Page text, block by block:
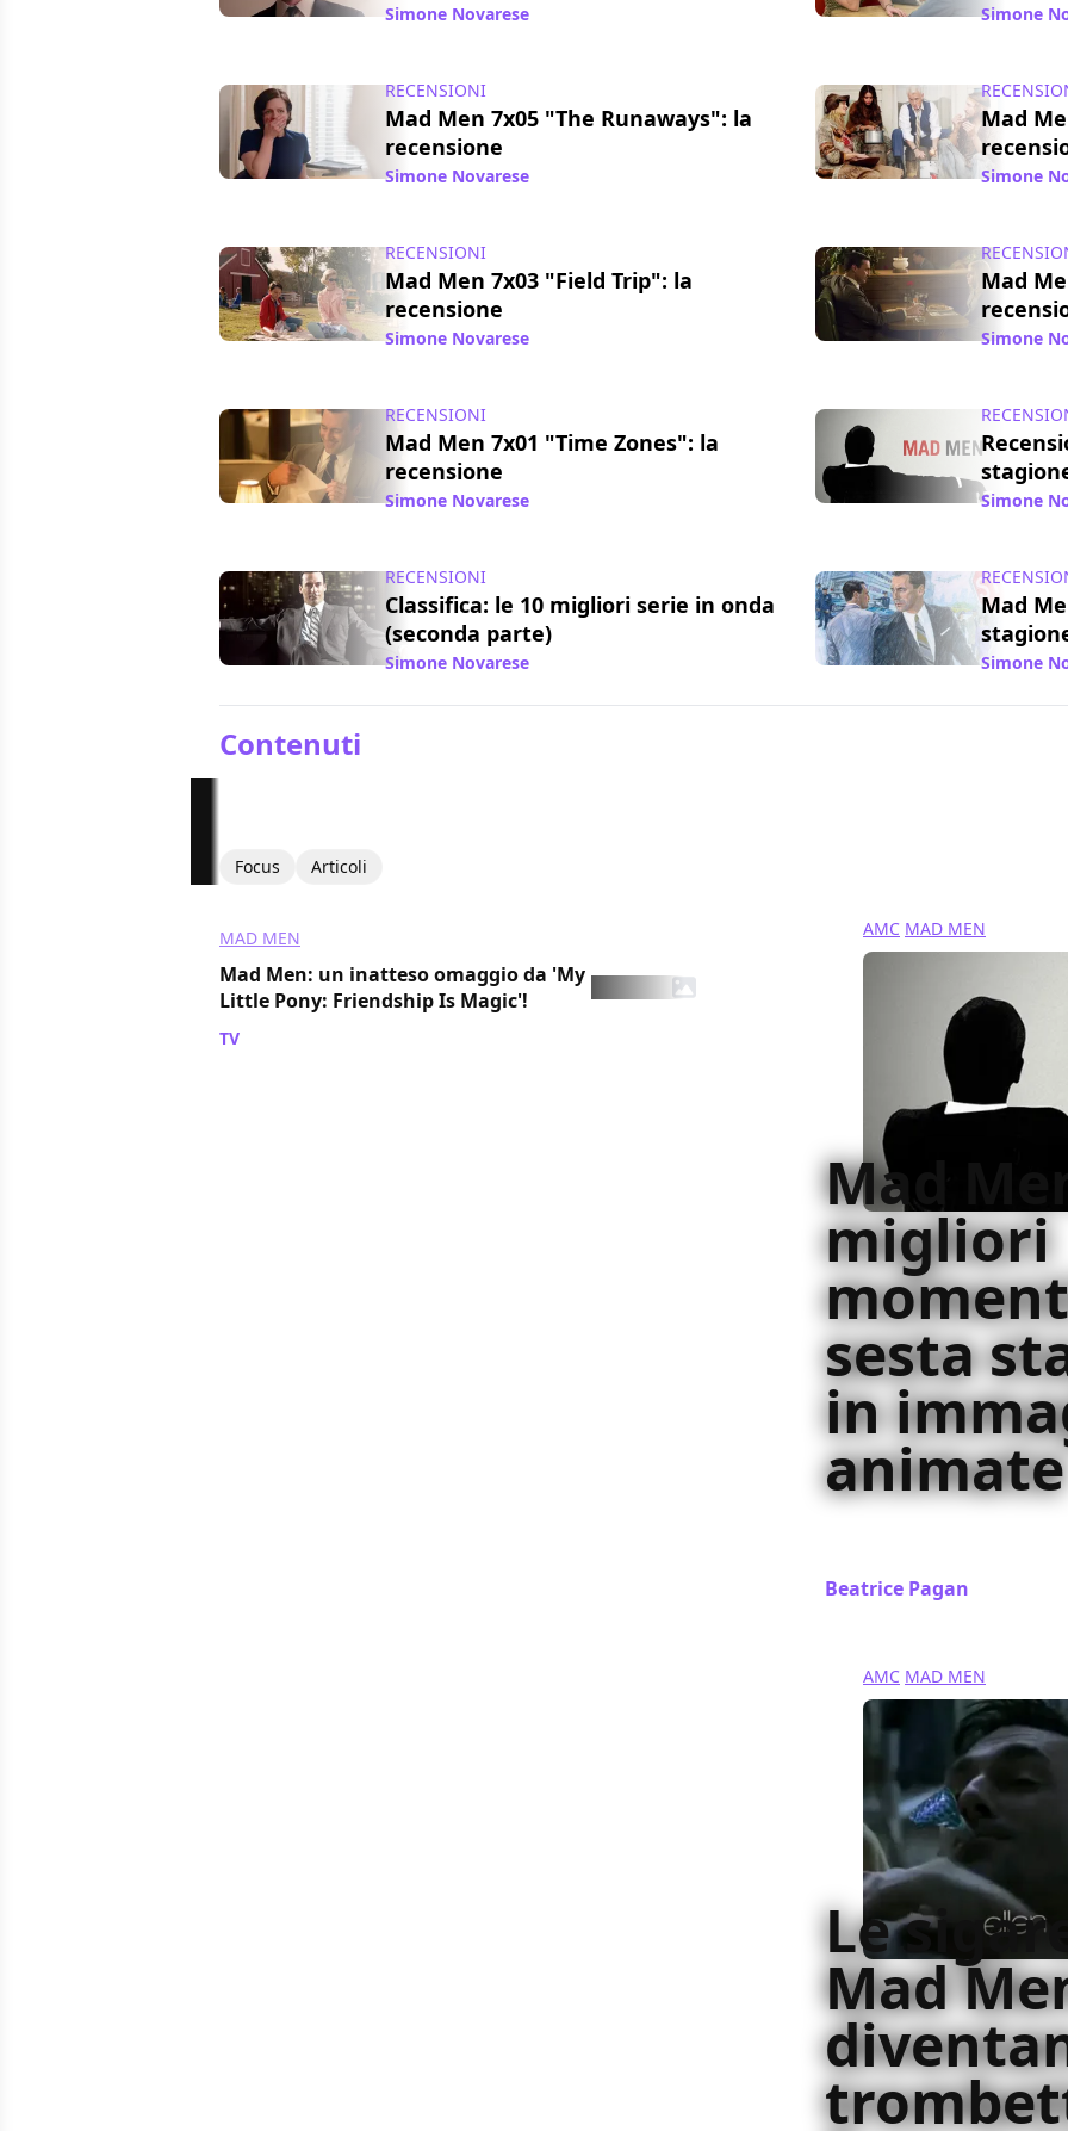
Simone Novarese Simone
RECENSIONI
Mad Men 7x05 "The Runaways": la
recensione
Simone Novarese
Mad
Simone
RECENSIONI
Mad Men 7x03 "Field Trip": la
recensione
Simone Novarese
Mad
Simone
RECENSIONI
Mad Men 7x01 "Time Zones": la
recensione
Simone Novarese Simone
RECENSIONI
Classifica: le 10 migliori serie in onda
(seconda parte)
Simone Novarese
Mad
Simone
Contenuti
Focus Articoli
MAD MEN
Mad Men: un inatteso omaggio da 'My
Little Pony: Friendship Is Magic'!
TV
AMC MAD MEN
Mad
migliori
sesta
in
animate
Beatrice Pagan
AMC MAD MEN
Le
Mad